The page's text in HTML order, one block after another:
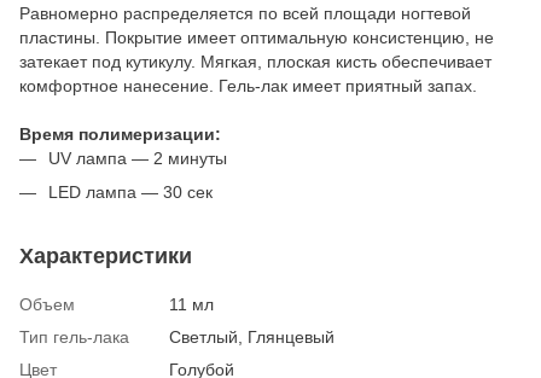
Равномерно распределяется по всей площади ногтевой
пластины. Покрытие имеет оптимальную консистенцию, не
затекает под кутикулу. Мягкая, плоская кисть обеспечивает
комфортное нанесение. Гель-лак имеет приятный запах.
Время полимеризации:
UV лампа — 2 минуты
LED лампа — 30 сек
Характеристики
Объем
11 мл
Тип гель-лака
Светлый, Глянцевый
Цвет
Голубой